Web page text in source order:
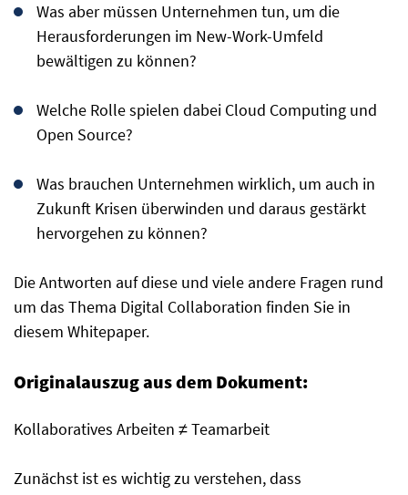
Was aber müssen Unternehmen tun, um die
Herausforderungen im New-Work-Umfeld
bewältigen zu können?
Welche Rolle spielen dabei Cloud Computing und
Open Source?
Was brauchen Unternehmen wirklich, um auch in
Zukunft Krisen überwinden und daraus gestärkt
hervorgehen zu können?
Die Antworten auf diese und viele andere Fragen rund
um das Thema Digital Collaboration finden Sie in
diesem Whitepaper.
Originalauszug aus dem Dokument:
Kollaboratives Arbeiten ≠ Teamarbeit
Zunächst ist es wichtig zu verstehen, dass